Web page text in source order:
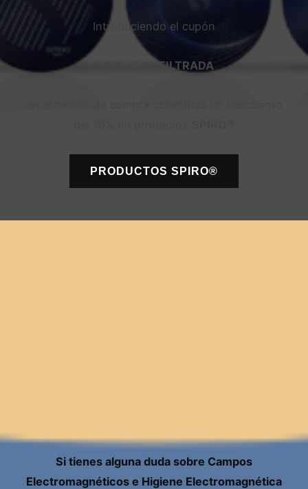
Introduciendo el cupón
RADIACIONFILTRADA
PRODUCTOS SPIRO®
Si tienes alguna duda sobre Campos
Electromagnéticos e Higiene Electromagnética